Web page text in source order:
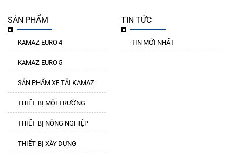
SẢN PHẨM
KAMAZ EURO 4
KAMAZ EURO 5
SẢN PHẨM XE TẢI KAMAZ
THIẾT BỊ MÔI TRƯỜNG
THIẾT BỊ NÔNG NGHIỆP
THIẾT BỊ XÂY DỰNG
TIN TỨC
TIN MỚI NHẤT